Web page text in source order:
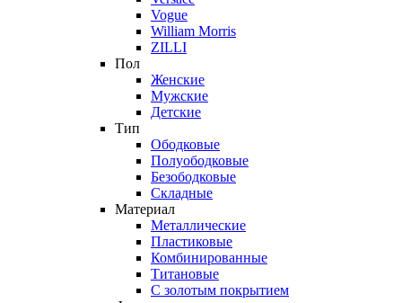
Vogue
William Morris
ZILLI
Пол
Женские
Мужские
Детские
Тип
Ободковые
Полуободковые
Безободковые
Складные
Материал
Металлические
Пластиковые
Комбинированные
Титановые
С золотым покрытием